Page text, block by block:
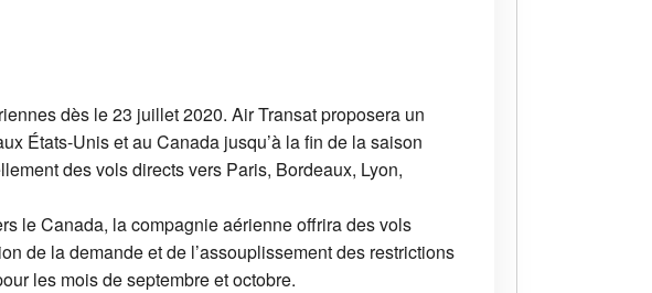
dès le 23 juillet 2020. Air Transat proposera un
États-Unis et au Canada jusqu’à la fin de la saison
des vols directs vers Paris, Bordeaux, Lyon,
le Canada, la compagnie aérienne offrira des vols
de la demande et de l’assouplissement des restrictions
les mois de septembre et octobre.